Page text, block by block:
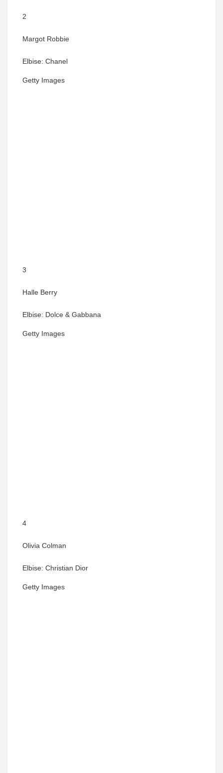
2
Margot Robbie
Elbise: Chanel
Getty Images
3
Halle Berry
Elbise: Dolce & Gabbana
Getty Images
4
Olivia Colman
Elbise: Christian Dior
Getty Images